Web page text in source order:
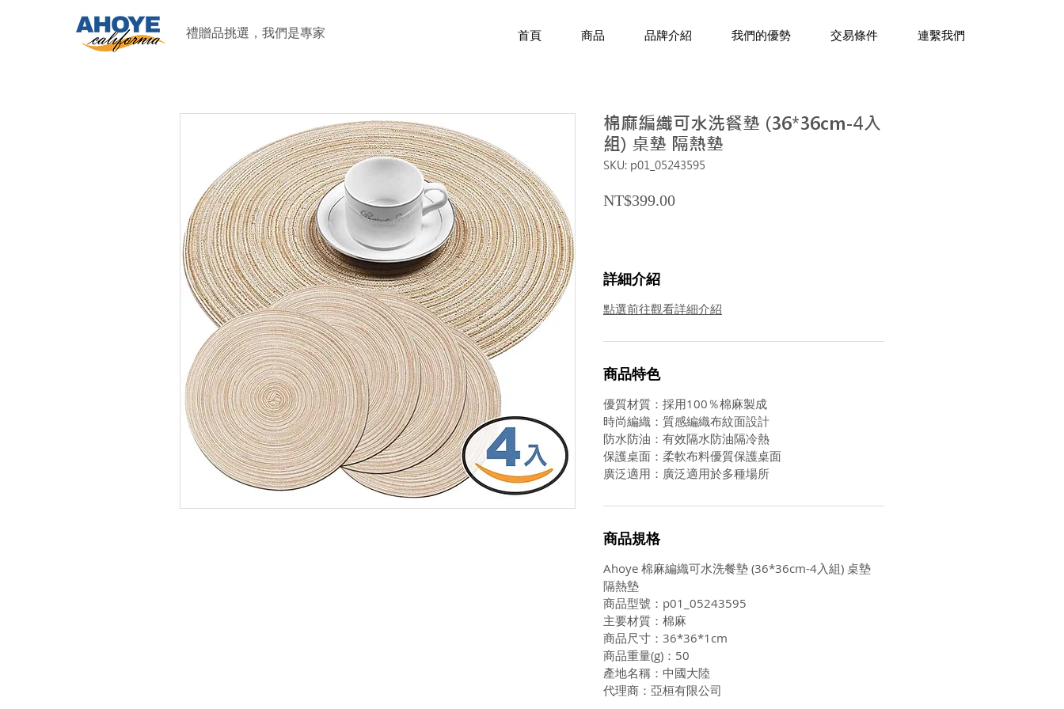
禮贈品挑選，我們是專家 首頁 商品 品牌介紹 我們的優勢 交易條件 連繫我們
棉麻編織可水洗餐墊 (36*36cm-4入
組) 桌墊 隔熱墊
SKU: p01_05243595
NT$399.00Price
詳細介紹
點選前往觀看詳細介紹
商品特色
優質材質：採用100％棉麻製成
時尚編織：質感編織布紋面設計
防水防油：有效隔水防油隔冷熱
保護桌面：柔軟布料優質保護桌面
廣泛適用：廣泛適用於多種場所
商品規格
Ahoye 棉麻編織可水洗餐墊 (36*36cm-4入組) 桌墊
隔熱墊
商品型號：p01_05243595
主要材質：棉麻
商品尺寸：36*36*1cm
商品重量(g)：50
產地名稱：中國大陸
代理商：亞桓有限公司